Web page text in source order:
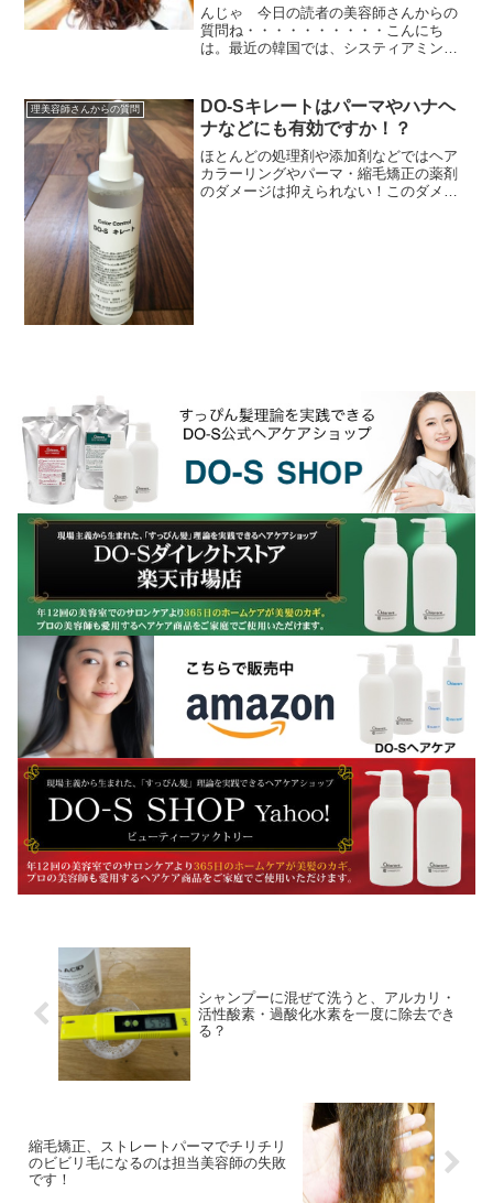
んじゃ 今日の読者の美容師さんからの
質問ね・・・・・・・・・・こんにち
は。最近の韓国では、システィアミン
パーマの利用とあわ...
理美容師さんからの質問
DO-Sキレートはパーマやハナヘ
ナなどにも有効ですか！？
ほとんどの処理剤や添加剤などではヘア
カラーリングやパーマ・縮毛矯正の薬剤
のダメージは抑えられない！このダメー
シャンプーに混ぜて洗うと、アルカリ・
活性酸素・過酸化水素を一度に除去でき
る？
縮毛矯正、ストレートパーマでチリチリ
のビビリ毛になるのは担当美容師の失敗
です！